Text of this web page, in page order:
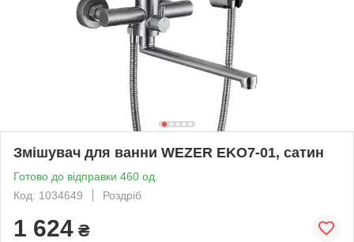
Змішувач для ванни WEZER EKO7-01, сатин
Готово до відправки 460 од.
Код: 1034649
Роздріб
1 624 ₴